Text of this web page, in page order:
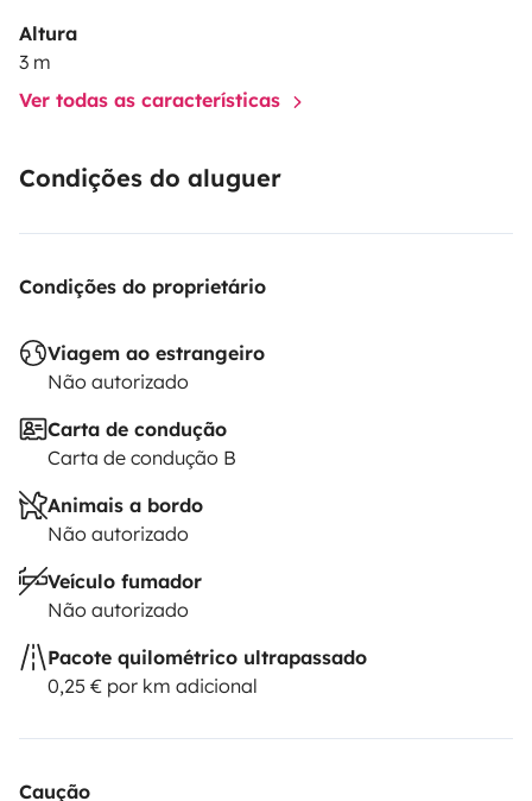
Altura
3 m
Ver todas as características
Condições do aluguer
Condições do proprietário
Viagem ao estrangeiro
Não autorizado
Carta de condução
Carta de condução B
Animais a bordo
Não autorizado
Veículo fumador
Não autorizado
Pacote quilométrico ultrapassado
0,25 € por km adicional
Caução